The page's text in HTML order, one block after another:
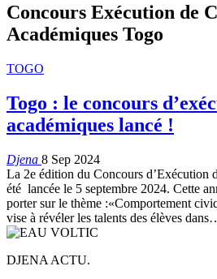
Concours Exécution de
Académiques Togo
TOGO
Togo : le concours
académiques lancé !
Djena 8 Sep 2024
La 2e édition du Concours d’Exécution
été lancée le 5 septembre 2024. Cette
porter sur le thème :«Comportement
vise à révéler les talents des élèves
DJENA ACTU.